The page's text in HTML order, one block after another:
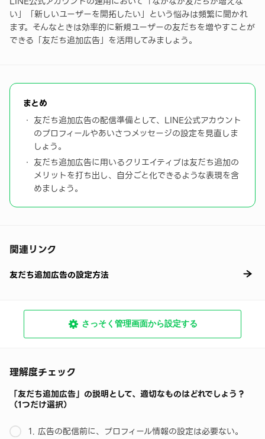
い」「新しいユーザーを開拓したい」という悩みは頻繁に聞かれ
ます。そんなときは効率的に新規ユーザーの友だちを増やすことが
できる「友だち追加広告」を活用してみましょう。
まとめ
友だち追加広告の配信準備として、LINE公式アカウント
のプロフィールやあいさつメッセージの設定を見直しま
しょう。
友だち追加広告に用いるクリエイティブは友だち追加の
メリットを打ち出し、自分ごと化できるような表現を含
めましょう。
関連リンク
友だち追加広告の設定方法
さっそく管理画面から設定する
理解度チェック
「友だち追加広告」の説明として、適切なものはどれでしょう？
（1つだけ選択）
1. 広告の配信前に、プロフィール情報の設定は必要ない。